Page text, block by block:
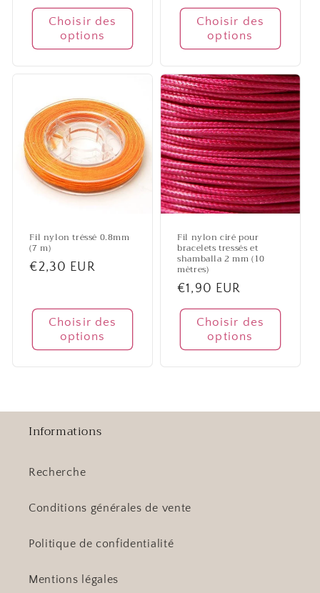
habituel
Choisir des
options
habituel
Choisir des
options
Fil nylon tréssé 0.8mm
(7 m)
Prix
€2,30 EUR
Choisir des
options
Fil nylon ciré pour
bracelets tressés et
shamballa 2 mm (10
mètres)
Prix
habituel
€1,90 EUR
Choisir des
options
Informations
Recherche
Conditions générales de vente
Politique de confidentialité
Mentions légales